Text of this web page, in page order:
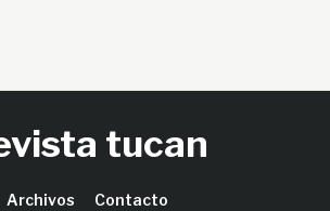
tucan
Archivos Contacto